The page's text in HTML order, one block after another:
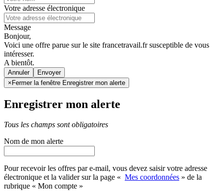
Votre adresse électronique
Message
Bonjour,
Voici une offre parue sur le site francetravail.fr susceptible de vous
intéresser.
A bientôt.
Annuler
×Fermer la fenêtre Enregistrer mon alerte
Enregistrer mon alerte
Tous les champs sont obligatoires
Nom de mon alerte
Pour recevoir les offres par e-mail, vous devez saisir votre adresse
électronique et la valider sur la page « Mes coordonnées » de la
rubrique « Mon compte »